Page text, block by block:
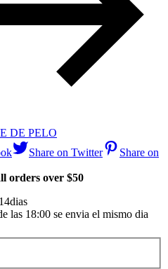
DE PELO
Share on Twitter
Share on
orders over $50
las 18:00 se envia el mismo dia